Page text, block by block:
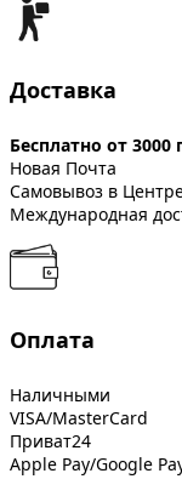
Доставка
Бесплатно от 3000
Новая Почта
Самовывоз в
Международная
Оплата
Наличными
VISA/MasterCard
Приват24
Apple Pay/Google